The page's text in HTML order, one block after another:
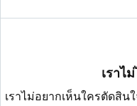
เราไ
เราไม่อยากเห็นใครตัดสิ